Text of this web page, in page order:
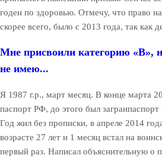
годен по здоровью. Отмечу, что право
скорее всего, было с 2013 года, так как
Мне присвоили категорию «В»,
не имею...
Я 1987 г.р., март месяц. В конце марта
паспорт РФ, до этого был
Год жил без прописки, в апреле 2014
возрасте 27 лет и 1 месяц встал на
первый раз. Написал объяснительную о